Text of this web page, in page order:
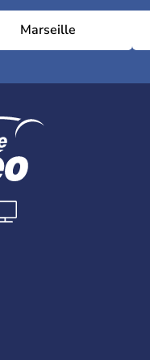
Marseille